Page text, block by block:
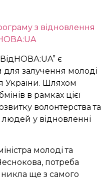
з відновлення
є
залучення молоді
України. Шляхом
в рамках цієї
волонтерства та
людей у відновленні
молоді та
потреба
ще з самого